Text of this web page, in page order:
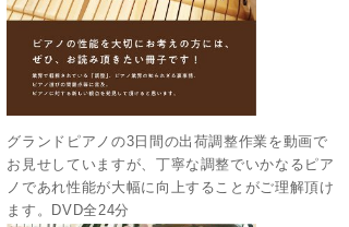
グランドピアノの3日間の出荷調整作業を動画で
お見せしていますが、丁寧な調整でいかなるピア
ノであれ性能が大幅に向上することがご理解頂け
ます。DVD全24分